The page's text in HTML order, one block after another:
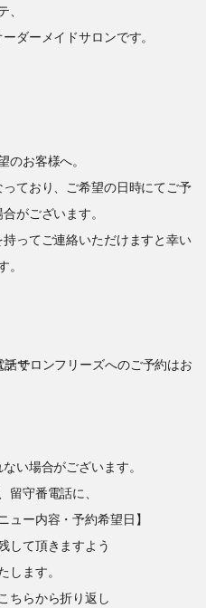
、
ダーメイドサロンです。
のお客様へ。
ており、ご希望の日時にてご予
がございます。
ってご連絡いただけますと幸い
。
い場合がございます。
留守番電話に、
ュー内容・予約希望日】
して頂きますよう
します。
ちらから折り返し